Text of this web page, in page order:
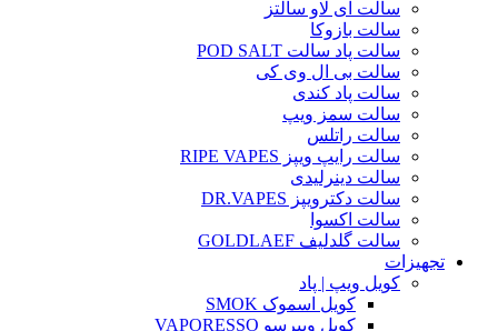
سالت ای لاو سالتز
سالت بازوکا
سالت پاد سالت POD SALT
سالت بی ال وی کی
سالت پاد کندی
سالت سمز ویپ
سالت راتلس
سالت رایپ ویپز RIPE VAPES
سالت دینرلیدی
سالت دکترویپز DR.VAPES
سالت اکسوا
سالت گلدلیف GOLDLAEF
تجهیزات
کویل ویپ | پاد
کویل اسموک SMOK
کویل ویپرسو VAPORESSO